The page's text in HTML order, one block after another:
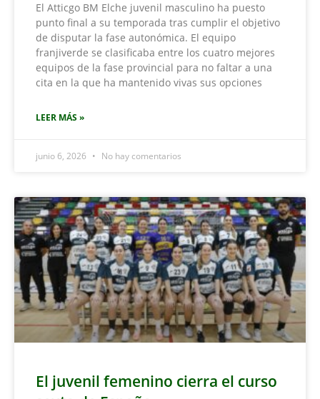
El Atticgo BM Elche juvenil masculino ha puesto
punto final a su temporada tras cumplir el objetivo
de disputar la fase autonómica. El equipo
franjiverde se clasificaba entre los cuatro mejores
equipos de la fase provincial para no faltar a una
cita en la que ha mantenido vivas sus opciones
LEER MÁS »
junio 6, 2026 No hay comentarios
El juvenil femenino cierra el curso